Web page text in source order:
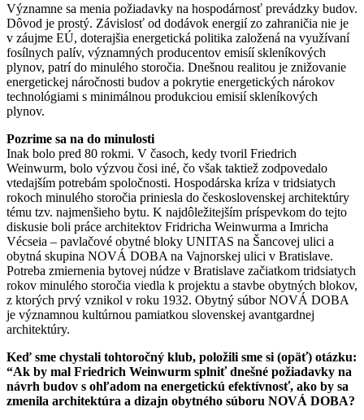
Významne sa menia požiadavky na hospodárnosť prevádzky budov.
Dôvod je prostý. Závislosť od dodávok energií zo zahraničia nie je
v záujme EÚ, doterajšia energetická politika založená na využívaní
fosílnych palív, významných producentov emisíí skleníkových
plynov, patrí do minulého storočia. Dnešnou realitou je znižovanie
energetickej náročnosti budov a pokrytie energetických nárokov
technológiami s minimálnou produkciou emisií skleníkových
plynov.
Pozrime sa na do minulosti
Inak bolo pred 80 rokmi. V časoch, kedy tvoril Friedrich
Weinwurm, bolo výzvou čosi iné, čo však taktiež zodpovedalo
vtedajším potrebám spoločnosti. Hospodárska kríza v tridsiatych
rokoch minulého storočia priniesla do československej architektúry
tému tzv. najmenšieho bytu. K najdôležitejším príspevkom do tejto
diskusie boli práce architektov Fridricha Weinwurma a Imricha
Vécseia – pavlačové obytné bloky UNITAS na Šancovej ulici a
obytná skupina NOVÁ DOBA na Vajnorskej ulici v Bratislave.
Potreba zmiernenia bytovej núdze v Bratislave začiatkom tridsiatych
rokov minulého storočia viedla k projektu a stavbe obytných blokov,
z ktorých prvý vznikol v roku 1932. Obytný súbor NOVÁ DOBA
je významnou kultúrnou pamiatkou slovenskej avantgardnej
architektúry.
Keď sme chystali tohtoročný klub, položili sme si (opäť) otázku:
“Ak by mal Friedrich Weinwurm splniť dnešné požiadavky na
návrh budov s ohľadom na energetickú efektívnosť, ako by sa
zmenila architektúra a dizajn obytného súboru NOVÁ DOBA?